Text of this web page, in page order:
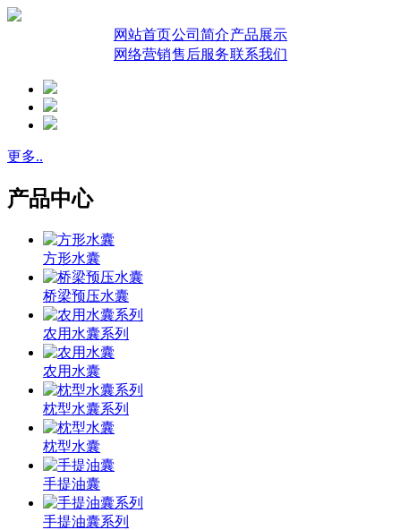
网站首页公司简介产品展示
网络营销售后服务联系我们
更多..
产品中心
方形水囊
桥梁预压水囊
农用水囊系列
农用水囊
枕型水囊系列
枕型水囊
手提油囊
手提油囊系列